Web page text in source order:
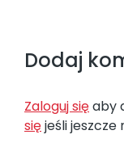
Dodaj
Zaloguj sięaby
sięjeśli jeszcze